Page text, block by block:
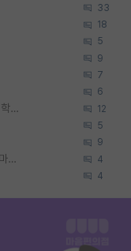
33
18
5
9
7
6
우리나라도 학구 열풍보면 Higher Doctorate 학위가 필요하다고 봅니다. 12
5
9
카이스트 교수님들 중에서도 연구실 홈페이지를 마련 안 하신 분들이 계시던데 4
4